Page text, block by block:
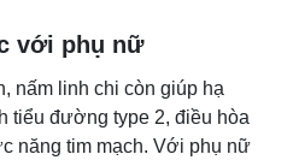
với phụ nữ
nấm linh chi còn giúp hạ
tiểu đường type 2, điều hòa
năng tim mạch. Với phụ nữ